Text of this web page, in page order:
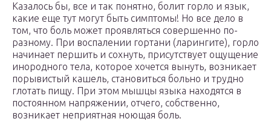
Казалось бы, все и так понятно, болит горло и язык,
какие еще тут могут быть симптомы! Но все дело в
том, что боль может проявляться совершенно по-
разному. При воспалении гортани (ларингите), горло
начинает першить и сохнуть, присутствует ощущение
инородного тела, которое хочется вынуть, возникает
порывистый кашель, становиться больно и трудно
глотать пищу. При этом мышцы языка находятся в
постоянном напряжении, отчего, собственно,
возникает неприятная ноющая боль.